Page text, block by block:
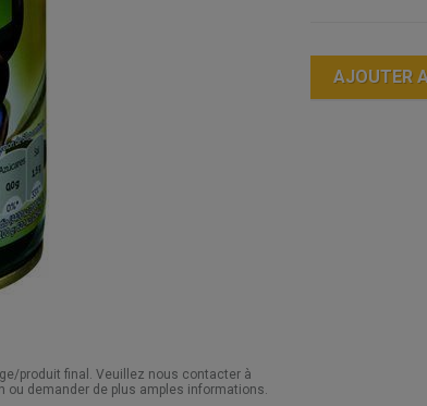
produit final. Veuillez nous contacter à
ou demander de plus amples informations.
AJOUTER